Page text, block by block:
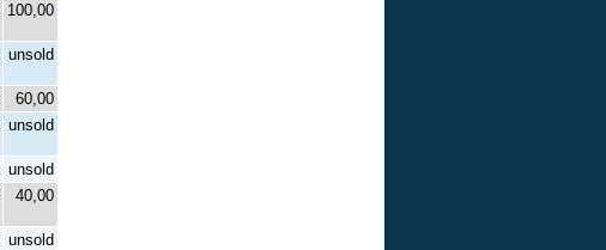
100,00
unsold
60,00
unsold
unsold
40,00
unsold